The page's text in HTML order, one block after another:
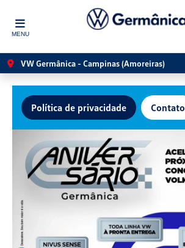
MENU
VW Germânica - Campinas (Amoreiras)
Contato
Política de privacidade